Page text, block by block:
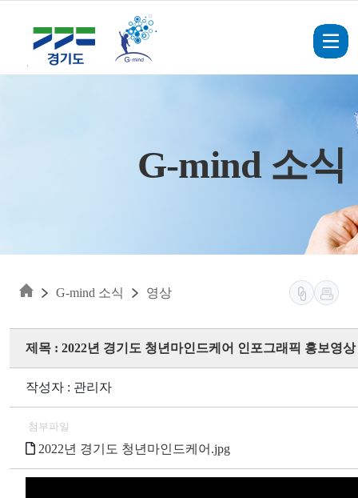
G-mind 소식
G-mind 소식 영상
제목 : 2022년 경기도 청년마인드케어 인포그래픽 홍보영상
작성자 : 관리자
첨부파일
2022년 경기도 청년마인드케어.jpg